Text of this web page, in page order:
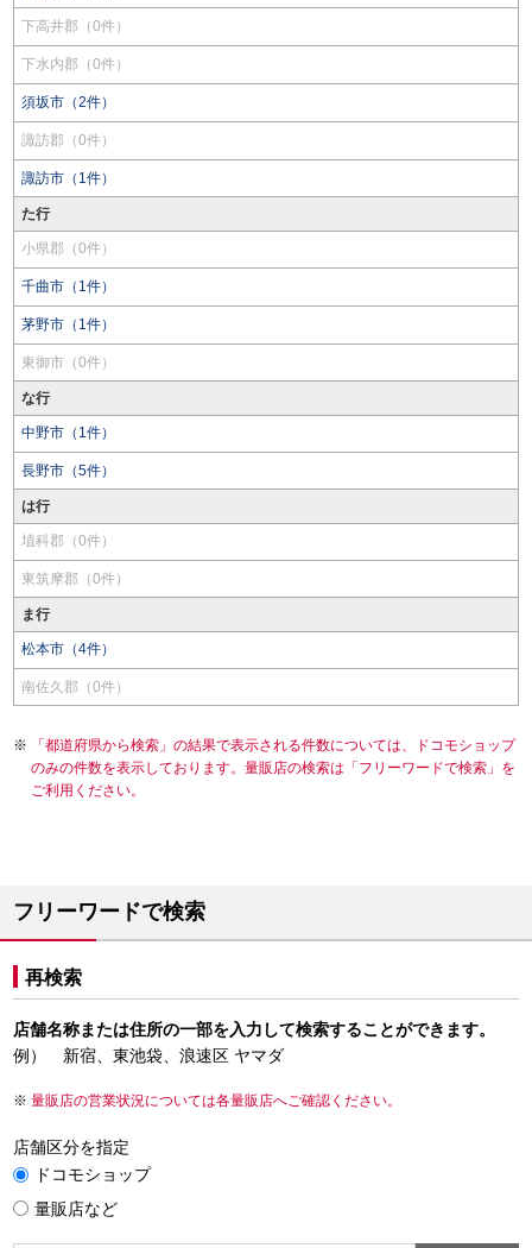
下高井郡（0件）
下水内郡（0件）
須坂市（2件）
諏訪郡（0件）
諏訪市（1件）
た行
小県郡（0件）
千曲市（1件）
茅野市（1件）
東御市（0件）
な行
中野市（1件）
長野市（5件）
は行
埴科郡（0件）
東筑摩郡（0件）
ま行
松本市（4件）
南佐久郡（0件）
「都道府県から検索」の結果で表示される件数については、ドコモショップ
のみの件数を表示しております。量販店の検索は「フリーワードで検索」を
ご利用ください。
フリーワードで検索
再検索
店舗名称または住所の一部を入力して検索することができます。
例） 新宿、東池袋、浪速区 ヤマダ
量販店の営業状況については各量販店へご確認ください。
店舗区分を指定
ドコモショップ
量販店など